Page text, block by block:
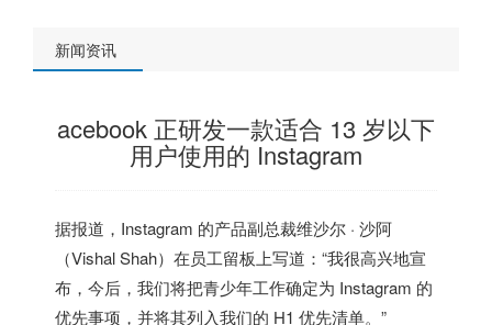
新闻资讯
acebook 正研发一款适合 13 岁以下
用户使用的 Instagram
据报道，Instagram 的产品副总裁维沙尔 · 沙阿
（Vishal Shah）在员工留板上写道：“我很高兴地宣
布，今后，我们将把青少年工作确定为 Instagram 的
优先事项，并将其列入我们的 H1 优先清单。”